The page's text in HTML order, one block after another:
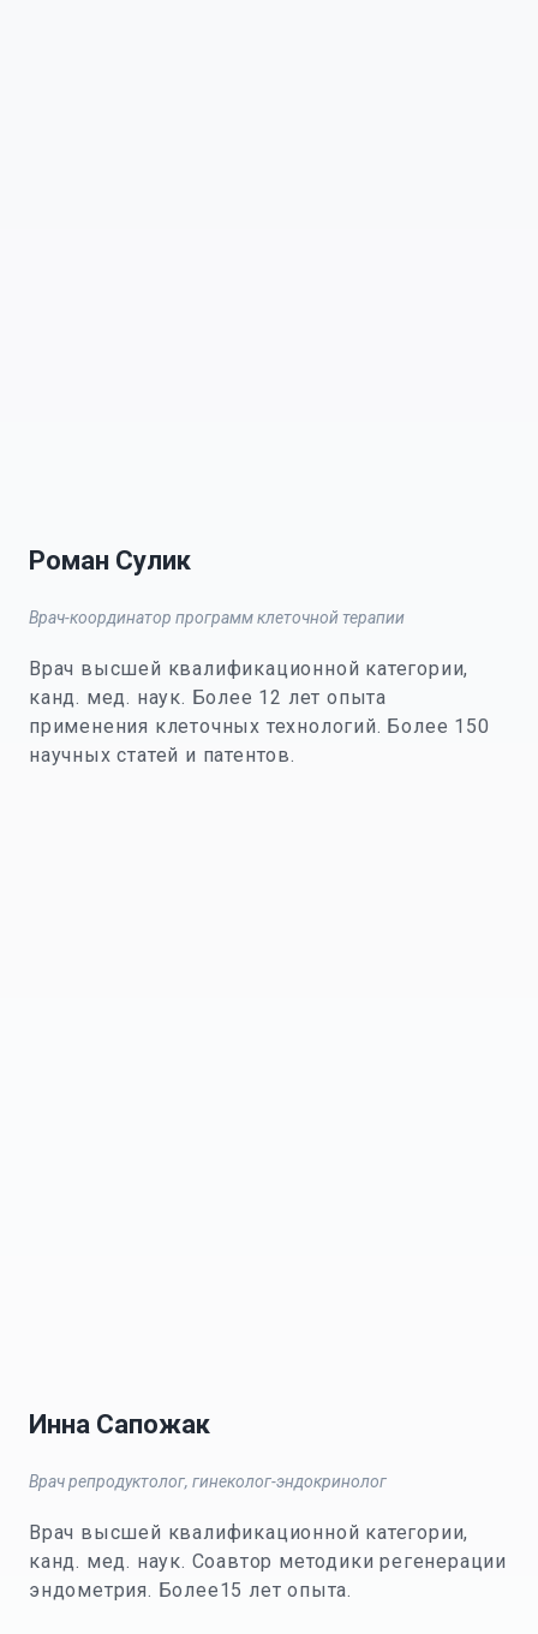
Роман Сулик
Врач-координатор программ клеточной терапии
Врач высшей квалификационной категории,
канд. мед. наук. Более 12 лет опыта
применения клеточных технологий. Более 150
научных статей и патентов.
Инна Сапожак
Врач репродуктолог, гинеколог-эндокринолог
Врач высшей квалификационной категории,
канд. мед. наук. Соавтор методики регенерации
эндометрия. Более15 лет опыта.